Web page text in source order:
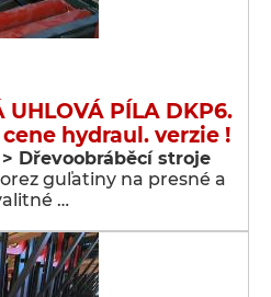
UHLOVÁ PÍLA DKP6.
hydraul. verzie !
Dřevoobráběcí stroje
guľatiny na presné a
…